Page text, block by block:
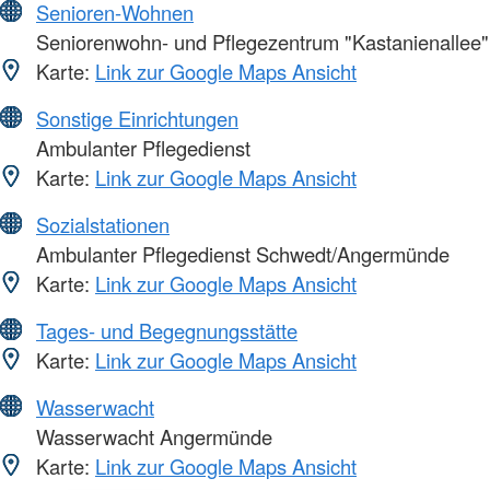
Senioren-Wohnen
Seniorenwohn- und Pflegezentrum "Kastanienallee"
Karte: Link zur Google Maps Ansicht
Sonstige Einrichtungen
Ambulanter Pflegedienst
Karte: Link zur Google Maps Ansicht
Sozialstationen
Ambulanter Pflegedienst Schwedt/Angermünde
Karte: Link zur Google Maps Ansicht
Tages- und Begegnungsstätte
Karte: Link zur Google Maps Ansicht
Wasserwacht
Wasserwacht Angermünde
Karte: Link zur Google Maps Ansicht